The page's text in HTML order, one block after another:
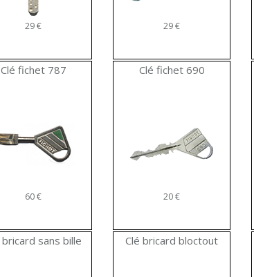
29 €
Clé fichet 787
60 €
bricard sans bille
29 €
Clé fichet 690
20 €
Clé bricard bloctout